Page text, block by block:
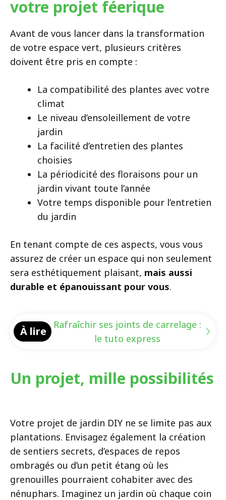
votre projet féerique
Avant de vous lancer dans la transformation
de votre espace vert, plusieurs critères
doivent être pris en compte :
La compatibilité des plantes avec votre
climat
Le niveau d’ensoleillement de votre
jardin
La facilité d’entretien des plantes
choisies
La périodicité des floraisons pour un
jardin vivant toute l’année
Votre temps disponible pour l’entretien
du jardin
En tenant compte de ces aspects, vous vous
assurez de créer un espace qui non seulement
sera esthétiquement plaisant, mais aussi
durable et épanouissant pour vous.
À lire
Rafraîchir ses joints de carrelage :
le tuto express
Un projet, mille possibilités
Votre projet de jardin DIY ne se limite pas aux
plantations. Envisagez également la création
de sentiers secrets, d’espaces de repos
ombragés ou d’un petit étang où les
grenouilles pourraient cohabiter avec des
nénuphars. Imaginez un jardin où chaque coin